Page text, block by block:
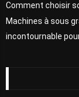
Comment choisir
Machines à sous
incontournable